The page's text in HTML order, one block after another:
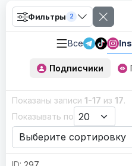
Фильтры 2
Все
Подписчики
Показаны записи 1-17 из 17.
Показывать по